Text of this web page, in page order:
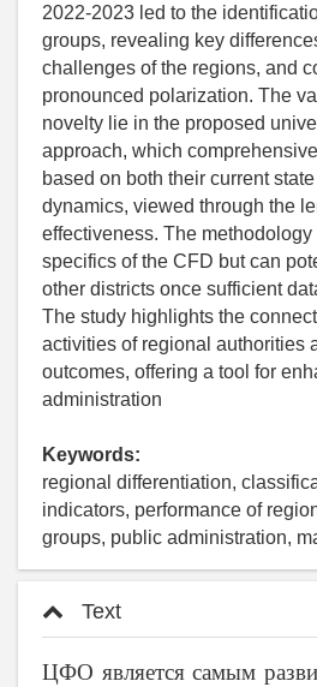
2022-2023 led to the
groups, revealing key
challenges of the regions, and
pronounced polarization. The
novelty lie in the proposed
approach, which
based on both their current
dynamics, viewed through the
effectiveness. The
specifics of the CFD but can
other districts once sufficient
The study highlights the
activities of regional authorities
outcomes, offering a tool for
administration
Keywords:
regional differentiation,
indicators, performance of
groups, public administration,
Text
ЦФО является самым